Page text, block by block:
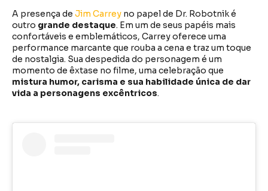
A presença de Jim Carrey no papel de Dr. Robotnik é
outro grande destaque. Em um de seus papéis mais
confortáveis e emblemáticos, Carrey oferece uma
performance marcante que rouba a cena e traz um toque
de nostalgia. Sua despedida do personagem é um
momento de êxtase no filme, uma celebração que
mistura humor, carisma e sua habilidade única de dar
vida a personagens excêntricos.